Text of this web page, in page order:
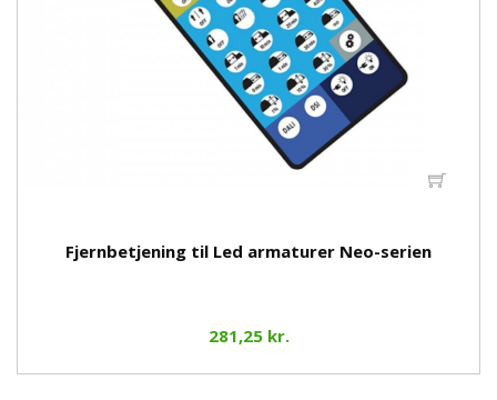
Fjernbetjening til Led armaturer Neo-serien
281,25 kr.